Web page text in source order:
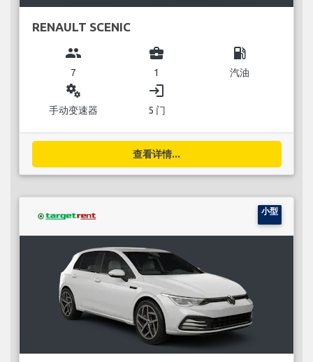
RENAULT SCENIC
group
7
business_center
1
local_gas_station
汽油
miscellaneous_services
手动变速器
login
5 门
查看详情...
小型